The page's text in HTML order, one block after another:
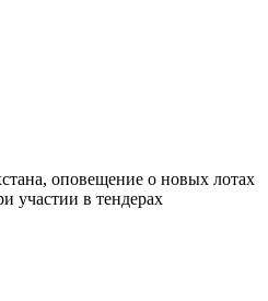
оповещение о новых лотах
участии в тендерах